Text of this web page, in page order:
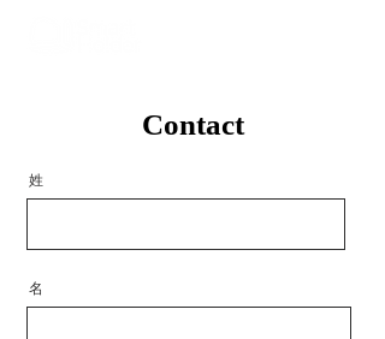
Contact
姓
名